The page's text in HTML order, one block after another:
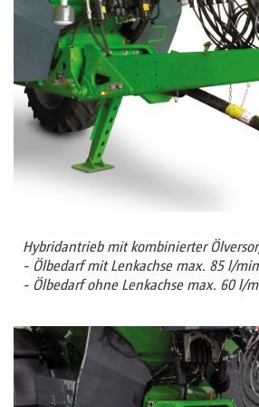
Hybridantrieb mit kombinierter
- Ölbedarf mit Lenkachse max. 85 l/min
- Ölbedarf ohne Lenkachse max. 60 l/